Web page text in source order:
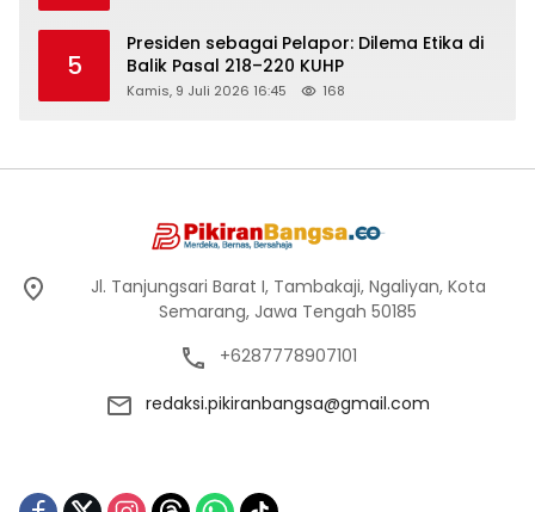
5
Presiden sebagai Pelapor: Dilema Etika di
Balik Pasal 218–220 KUHP
Kamis, 9 Juli 2026 16:45 168
Jl. Tanjungsari Barat I, Tambakaji, Ngaliyan, Kota
Semarang, Jawa Tengah 50185
+6287778907101
redaksi.pikiranbangsa@gmail.com